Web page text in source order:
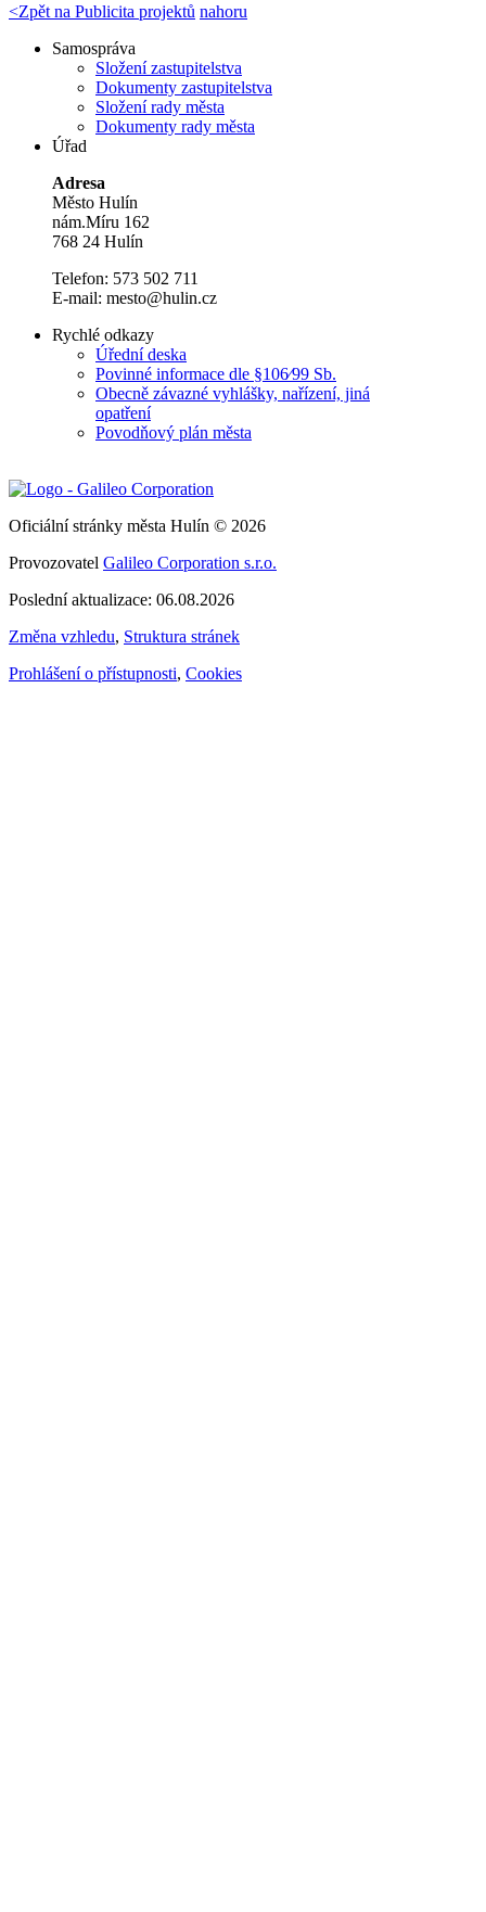
<Zpět na Publicita projektů nahoru
Samospráva
Složení zastupitelstva
Dokumenty zastupitelstva
Složení rady města
Dokumenty rady města
Úřad
Adresa
Město Hulín
nám.Míru 162
768 24 Hulín
Telefon: 573 502 711
E-mail: mesto@hulin.cz
Rychlé odkazy
Úřední deska
Povinné informace dle §106⁄99 Sb.
Obecně závazné vyhlášky, nařízení, jiná
opatření
Povodňový plán města
Oficiální stránky města Hulín © 2026
Provozovatel Galileo Corporation s.r.o.
Poslední aktualizace: 06.08.2026
Změna vzhledu, Struktura stránek
Prohlášení o přístupnosti, Cookies